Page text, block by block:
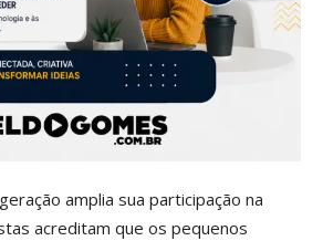
amplia sua participação na
acreditam que os pequenos